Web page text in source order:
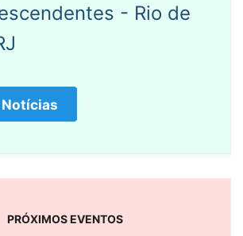
- Rio de
PRÓXIMOS EVENTOS